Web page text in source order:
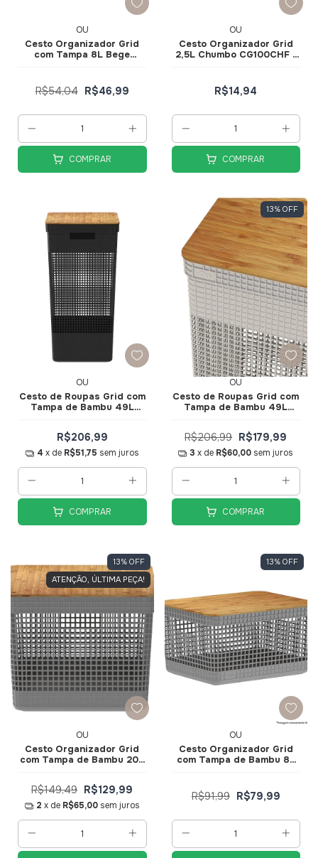
OU
Cesto Organizador Grid
com Tampa 8L Bege
R$54,04 R$46,99
COMPRAR
OU
Cesto Organizador Grid
2,5L Chumbo CG100CHF -
R$14,94
COMPRAR
OU
Cesto de Roupas Grid com
Tampa de Bambu 49L
R$206,99
4 x de R$51,75 sem juros
COMPRAR
13% OFF
OU
Cesto de Roupas Grid com
Tampa de Bambu 49L
R$206,99 R$179,99
3 x de R$60,00 sem juros
COMPRAR
13% OFF
ATENÇÃO, ÚLTIMA PEÇA!
OU
Cesto Organizador Grid
com Tampa de Bambu 20L
R$149,49 R$129,99
2 x de R$65,00 sem juros
13% OFF
OU
Cesto Organizador Grid
com Tampa de Bambu 8L
R$91,99 R$79,99